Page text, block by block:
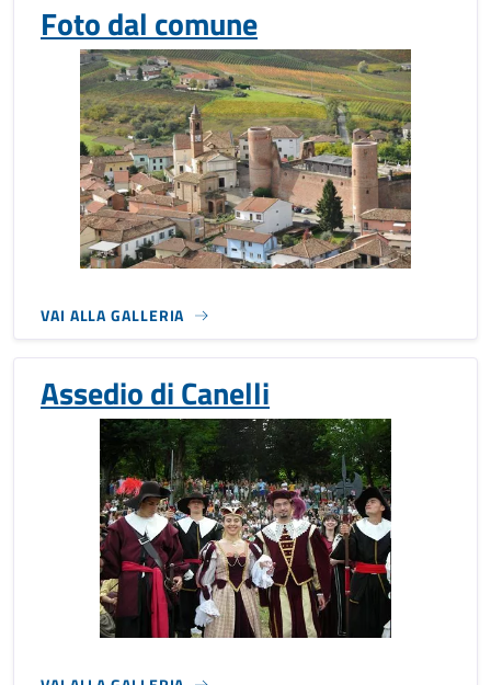
Foto dal comune
VAI ALLA GALLERIA
Assedio di Canelli